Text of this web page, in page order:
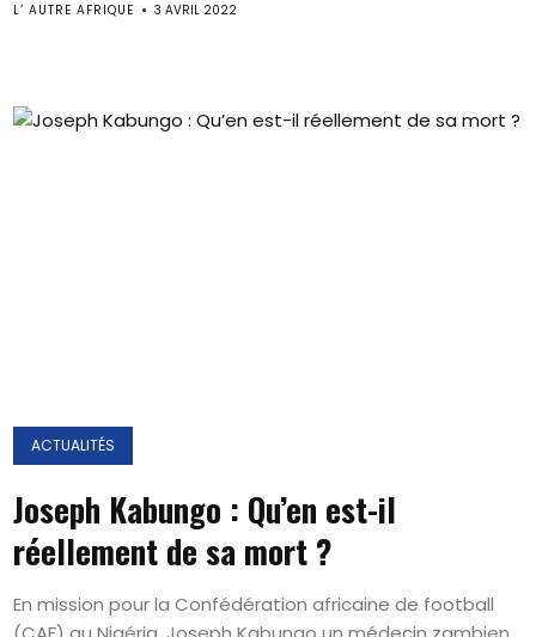
L’ AUTRE AFRIQUE 3 AVRIL 2022
ACTUALITÉS
Joseph Kabungo : Qu’en est-il
réellement de sa mort ?
En mission pour la Confédération africaine de football